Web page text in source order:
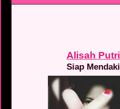
Alisah Putri
Siap Mendaki